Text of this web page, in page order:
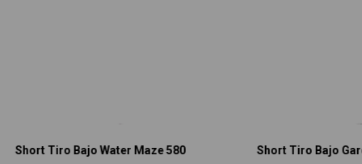
Short Tiro Bajo Water Maze 580 Short Tiro Bajo